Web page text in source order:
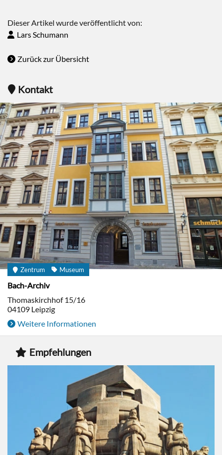
Dieser Artikel wurde veröffentlicht von:
Lars Schumann
Zurück zur Übersicht
Kontakt
Zentrum Museum
Bach-Archiv
Thomaskirchhof 15/16
04109 Leipzig
Weitere Informationen
Empfehlungen